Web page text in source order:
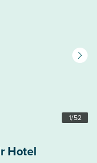
1/52
Hotel